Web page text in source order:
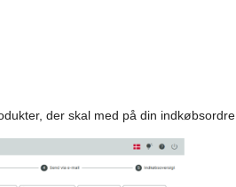
der skal med på din